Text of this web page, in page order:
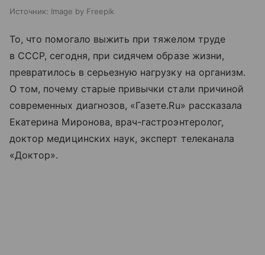
Источник: Image by Freepik
То, что помогало выжить при тяжелом труде
в СССР, сегодня, при сидячем образе жизни,
превратилось в серьезную нагрузку на организм.
О том, почему старые привычки стали причиной
современных диагнозов, «Газете.Ru» рассказала
Екатерина Миронова, врач-гастроэнтеролог,
доктор медицинских наук, эксперт телеканала
«Доктор».